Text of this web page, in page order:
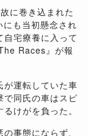
に巻き込まれた
も当初懸念され
宅療養に入って
Races』が報
運転していた車
で同氏の車はスピ
けがを負った。
事態にならず、